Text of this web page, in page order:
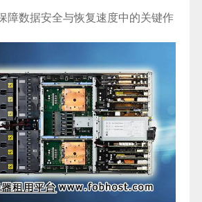
障数据安全与恢复速度中的关键作